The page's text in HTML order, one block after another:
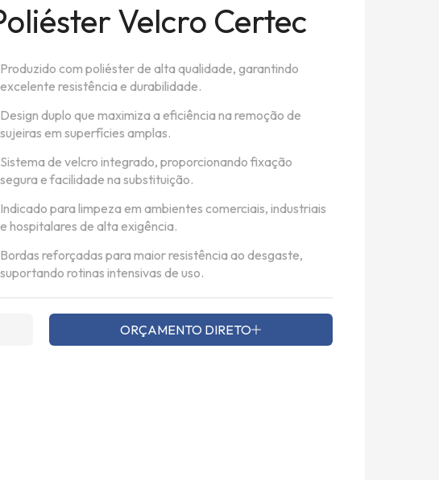
Velcro Certec
Produzido com poliéster de alta qualidade, garantindo
excelente resistência e durabilidade.
Design duplo que maximiza a eficiência na remoção de
sujeiras em superfícies amplas.
Sistema de velcro integrado, proporcionando fixação
segura e facilidade na substituição.
Indicado para limpeza em ambientes comerciais, industriais
e hospitalares de alta exigência.
Bordas reforçadas para maior resistência ao desgaste,
suportando rotinas intensivas de uso.
ORÇAMENTO DIRETO